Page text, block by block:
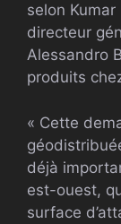
selon
directeur
Alessandro
produits
« Cette
déjà
est-ouest,
surface